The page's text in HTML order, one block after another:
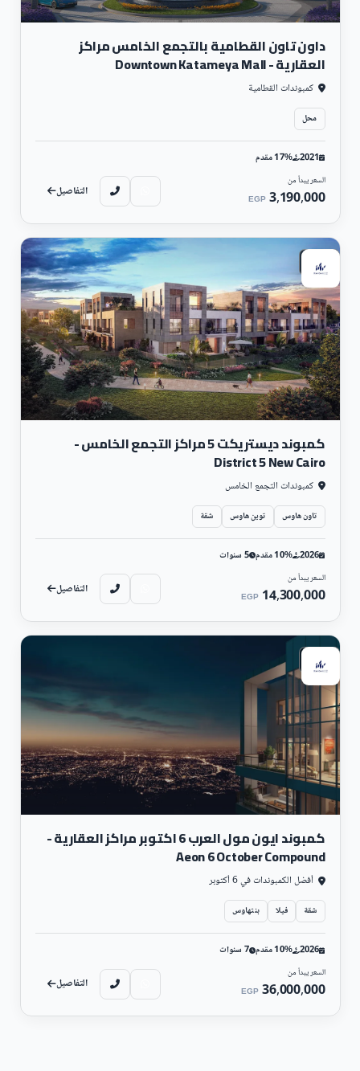
داون تاون القطامية بالتجمع الخامس مراكز
العقارية - Downtown Katameya Mall
كمبوندات القطامية
محل
2021 17% مقدم
السعر يبدأ من
3,190,000
EGP التفاصيل
سكني
كمبوند ديستريكت 5 مراكز التجمع الخامس -
District 5 New Cairo
كمبوندات التجمع الخامس
تاون هاوس توين هاوس شقة
2026 10% مقدم 5 سنوات
السعر يبدأ من
14,300,000
EGP التفاصيل
سكني
كمبوند ايون مول العرب 6 اكتوبر مراكز العقارية -
Aeon 6 October Compound
أفضل الكمبوندات في 6 أكتوبر
شقة فيلا بنتهاوس
2026 10% مقدم 7 سنوات
السعر يبدأ من
36,000,000
EGP التفاصيل